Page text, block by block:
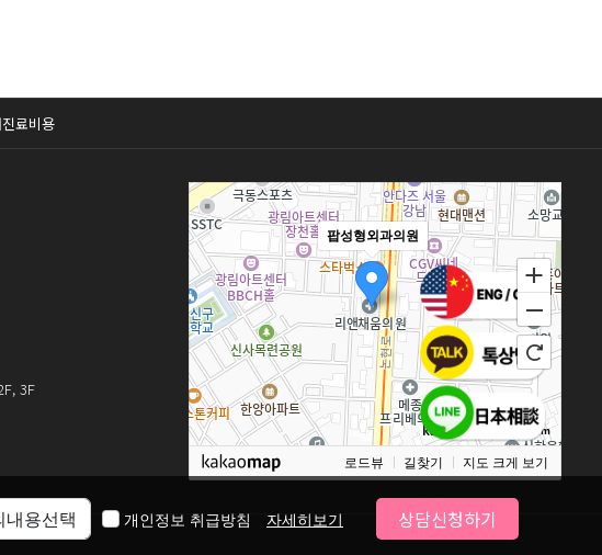
료비용
3F
팝성형외과의원
100m
로드뷰 길찾기 지도 크게 보기
개인정보 취급방침 자세히보기 상담신청하기